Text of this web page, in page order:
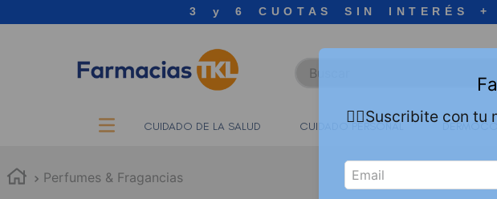
3 y 6 CUOTAS SIN INTERÉS +
Buscar
CUIDADO DE LA SALUD CUIDADO PERSONAL
Perfumes & Fragancias
👇🏻Suscribite con